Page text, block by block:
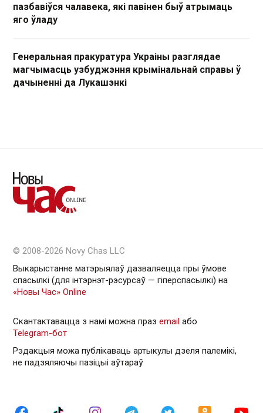
пазбавіўся чалавека, які павінен быў атрымаць
яго ўладу
Генеральная пракуратура Украіны разглядае
магчымасць узбуджэння крымінальнай справы ў
дачыненні да Лукашэнкі
© 2008-2026 Novy Chas LLC
Выкарыстанне матэрыялаў дазваляецца пры ўмове
спасылкі (для інтэрнэт-рэсурсаў — гiперспасылкi) на
«Новы Час» Online
Скантактавацца з намі можна праз email або
Telegram-бот
Рэдакцыя можа публікаваць артыкулы дзеля палемікі,
не падзяляючы пазіцыі аўтараў